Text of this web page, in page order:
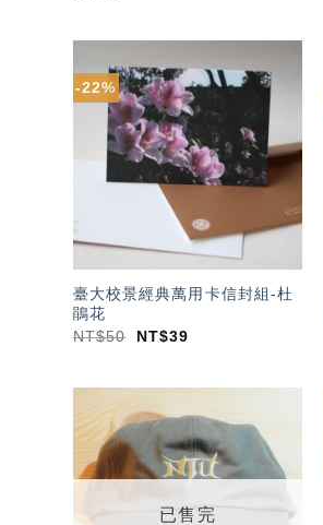
-22%
加入
「願
望輕
單」
臺大校景經典萬用卡信封組-杜
鵑花
NT$50 NT$39
加入
「願
望輕
已售完